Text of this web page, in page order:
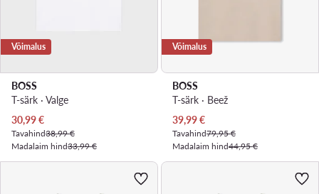
Võimalus
BOSS
T-särk · Valge
Praegune hind
30,99€
Tavahind38,99 €
Madalaim hind33,99 €
Võimalus
BOSS
T-särk · Beež
Praegune hind
39,99€
Tavahind79,95 €
Madalaim hind44,95 €